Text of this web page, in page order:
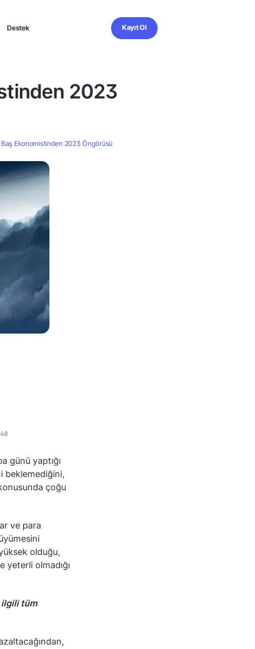
Destek Kayıt Ol
2023
Ekonomistinden 2023 Öngörüsü
günü yaptığı
beklemediğini,
çoğu
ve para
olduğu,
olmadığı
ilgili tüm